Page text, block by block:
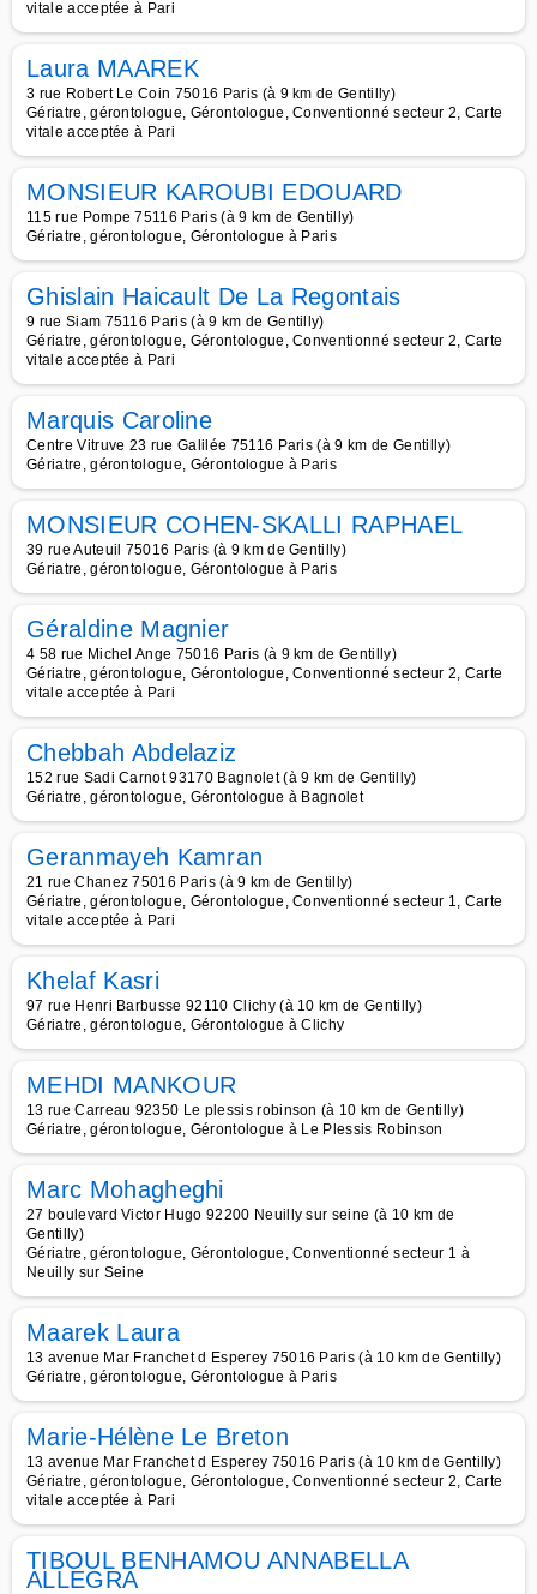
vitale acceptée à Pari
Laura MAAREK
3 rue Robert Le Coin 75016 Paris (à 9 km de Gentilly)
Gériatre, gérontologue, Gérontologue, Conventionné secteur 2, Carte
vitale acceptée à Pari
MONSIEUR KAROUBI EDOUARD
115 rue Pompe 75116 Paris (à 9 km de Gentilly)
Gériatre, gérontologue, Gérontologue à Paris
Ghislain Haicault De La Regontais
9 rue Siam 75116 Paris (à 9 km de Gentilly)
Gériatre, gérontologue, Gérontologue, Conventionné secteur 2, Carte
vitale acceptée à Pari
Marquis Caroline
Centre Vitruve 23 rue Galilée 75116 Paris (à 9 km de Gentilly)
Gériatre, gérontologue, Gérontologue à Paris
MONSIEUR COHEN-SKALLI RAPHAEL
39 rue Auteuil 75016 Paris (à 9 km de Gentilly)
Gériatre, gérontologue, Gérontologue à Paris
Géraldine Magnier
4 58 rue Michel Ange 75016 Paris (à 9 km de Gentilly)
Gériatre, gérontologue, Gérontologue, Conventionné secteur 2, Carte
vitale acceptée à Pari
Chebbah Abdelaziz
152 rue Sadi Carnot 93170 Bagnolet (à 9 km de Gentilly)
Gériatre, gérontologue, Gérontologue à Bagnolet
Geranmayeh Kamran
21 rue Chanez 75016 Paris (à 9 km de Gentilly)
Gériatre, gérontologue, Gérontologue, Conventionné secteur 1, Carte
vitale acceptée à Pari
Khelaf Kasri
97 rue Henri Barbusse 92110 Clichy (à 10 km de Gentilly)
Gériatre, gérontologue, Gérontologue à Clichy
MEHDI MANKOUR
13 rue Carreau 92350 Le plessis robinson (à 10 km de Gentilly)
Gériatre, gérontologue, Gérontologue à Le Plessis Robinson
Marc Mohagheghi
27 boulevard Victor Hugo 92200 Neuilly sur seine (à 10 km de
Gentilly)
Gériatre, gérontologue, Gérontologue, Conventionné secteur 1 à
Neuilly sur Seine
Maarek Laura
13 avenue Mar Franchet d Esperey 75016 Paris (à 10 km de Gentilly)
Gériatre, gérontologue, Gérontologue à Paris
Marie-Hélène Le Breton
13 avenue Mar Franchet d Esperey 75016 Paris (à 10 km de Gentilly)
Gériatre, gérontologue, Gérontologue, Conventionné secteur 2, Carte
vitale acceptée à Pari
TIBOUL BENHAMOU ANNABELLA
ALLEGRA